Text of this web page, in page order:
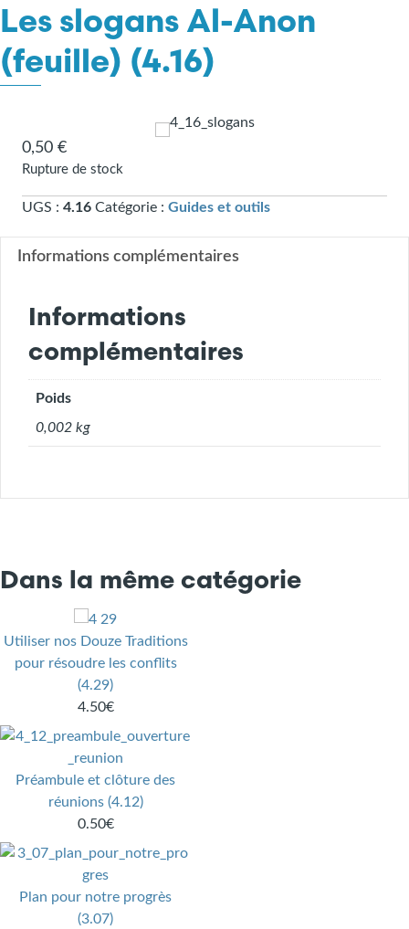
Les slogans Al-Anon
(feuille) (4.16)
0,50 €
Rupture de stock
UGS : 4.16 Catégorie : Guides et outils
Informations complémentaires
Informations
complémentaires
Poids
0,002 kg
Dans la même catégorie
Utiliser nos Douze Traditions
pour résoudre les conflits
(4.29)
4.50€
Préambule et clôture des
réunions (4.12)
0.50€
Plan pour notre progrès
(3.07)